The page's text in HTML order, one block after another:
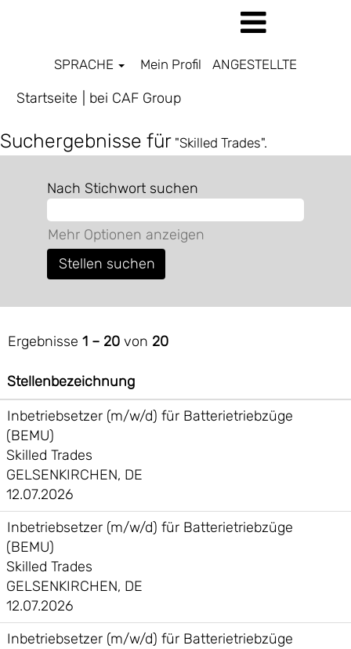
SPRACHE Mein Profil ANGESTELLTE
Startseite bei CAF Group(aktuelle
Suchergebnisse für "Skilled Trades".
Nach Stichwort suchen
Mehr Optionen anzeigen
Ergebnisse 1 – 20 von 20
Stellenbezeichnung
Inbetriebsetzer (m/w/d) für Batterietriebzüge
(BEMU)
Skilled Trades
GELSENKIRCHEN, DE
12.07.2026
Inbetriebsetzer (m/w/d) für Batterietriebzüge
(BEMU)
Skilled Trades
GELSENKIRCHEN, DE
12.07.2026
Inbetriebsetzer (m/w/d) für Batterietriebzüge